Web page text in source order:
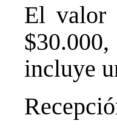
El valor
incluye